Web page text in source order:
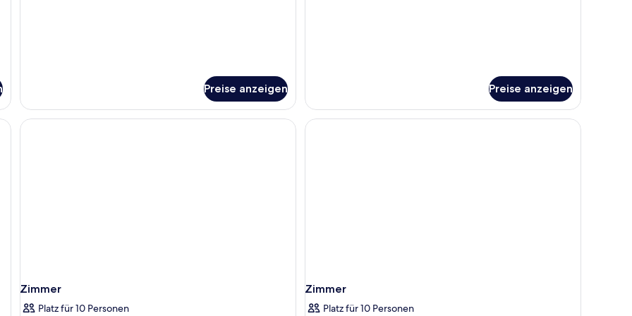
Preise anzeigen Preise anzeigen
Zimmer
Platz für 10 Personen
Zimmer
Platz für 10 Personen